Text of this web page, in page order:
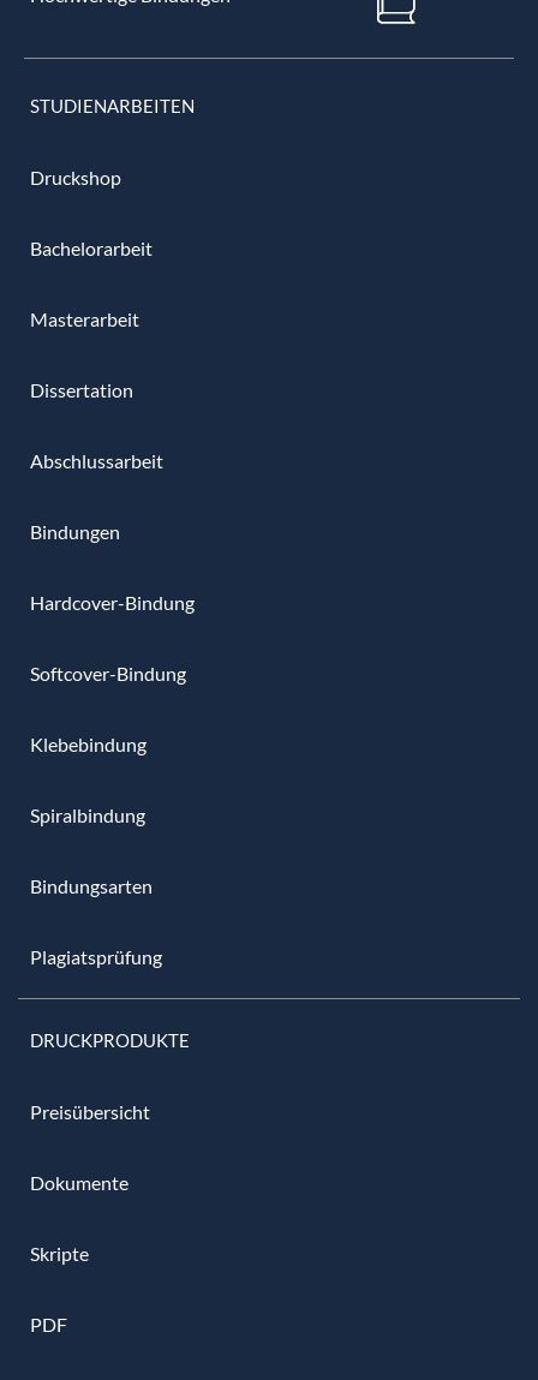
STUDIENARBEITEN
Druckshop
Bachelorarbeit
Masterarbeit
Dissertation
Abschlussarbeit
Bindungen
Hardcover-Bindung
Softcover-Bindung
Klebebindung
Spiralbindung
Bindungsarten
Plagiatsprüfung
DRUCKPRODUKTE
Preisübersicht
Dokumente
Skripte
PDF